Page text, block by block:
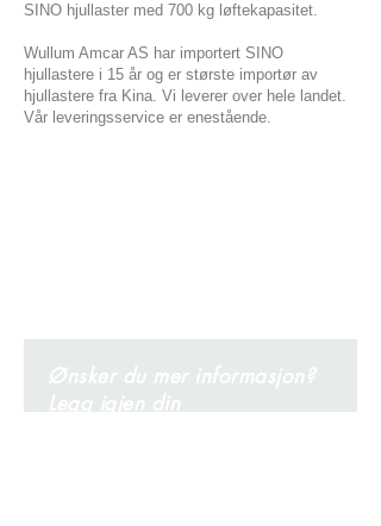
SINO hjullaster med 700 kg løftekapasitet.
Wullum Amcar AS har importert SINO
hjullastere i 15 år og er største importør av
hjullastere fra Kina. Vi leverer over hele landet.
Vår leveringsservice er enestående.
Ønsker du mer informasjon?
Legg igjen din